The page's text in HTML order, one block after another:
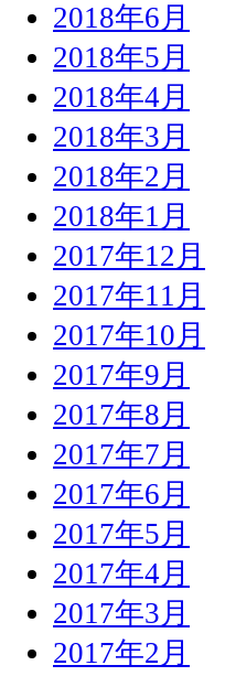
2018年6月
2018年5月
2018年4月
2018年3月
2018年2月
2018年1月
2017年12月
2017年11月
2017年10月
2017年9月
2017年8月
2017年7月
2017年6月
2017年5月
2017年4月
2017年3月
2017年2月